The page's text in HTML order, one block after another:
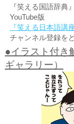
『笑える国語辞
YouTube版
『笑える日本語講座
チャンネル登録を
●イラスト付き
ギャラリー）